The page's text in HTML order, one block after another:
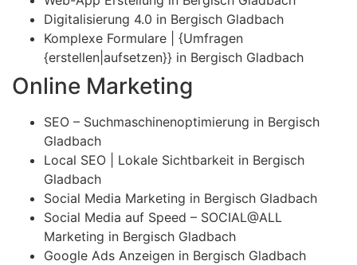
Digitalisierung 4.0 in Bergisch Gladbach
Komplexe Formulare | {Umfragen
{erstellen|aufsetzen}} in Bergisch Gladbach
Online Marketing
SEO – Suchmaschinenoptimierung in Bergisch
Gladbach
Local SEO | Lokale Sichtbarkeit in Bergisch
Gladbach
Social Media Marketing in Bergisch Gladbach
Social Media auf Speed – SOCIAL@ALL
Marketing in Bergisch Gladbach
Google Ads Anzeigen in Bergisch Gladbach